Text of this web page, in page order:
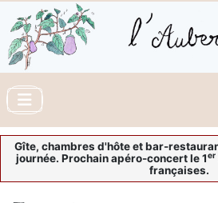
Gîte, chambres d'hôte et bar-
journée. Prochain apéro-concert le 1er
françaises.